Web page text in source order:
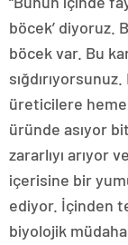
böcek’ diyoruz.
böcek var. Bu
üreticilere
üründe asıyor
zararlıyı arıyor
içerisine bir
ediyor. İçinden
biyolojik